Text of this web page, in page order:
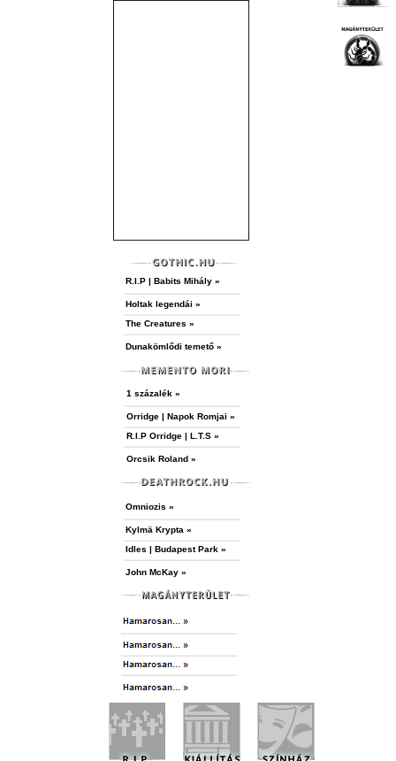
R.I.P | Babits Mihály »
Holtak legendái »
The Creatures »
Dunakömlődi temető »
1 százalék »
Orridge | Napok Romjai »
R.I.P Orridge | L.T.S »
Orcsik Roland »
Omniozis »
Kylmä Krypta »
Idles | Budapest Park »
John McKay »